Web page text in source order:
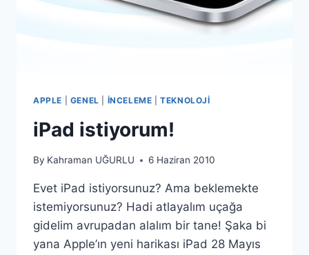
APPLE GENEL İNCELEME |TEKNOLOJI
iPad istiyorum!
By Kahraman UĞURLU 6 Haziran 2010
Evet iPad istiyorsunuz? Ama beklemekte
istemiyorsunuz? Hadi atlayalım uçağa
gidelim avrupadan alalım bir tane! Şaka bi
yana Apple’ın yeni harikası iPad 28 Mayıs